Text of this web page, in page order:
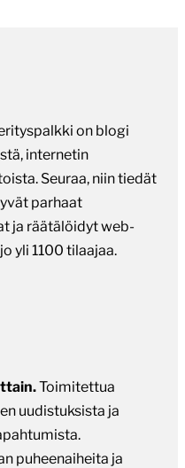
on blogi
internetin
Seuraa, niin tiedät
parhaat
ja räätälöidyt web-
yli 1100 tilaajaa.
Toimitettua
uudistuksista ja
puheenaiheita ja